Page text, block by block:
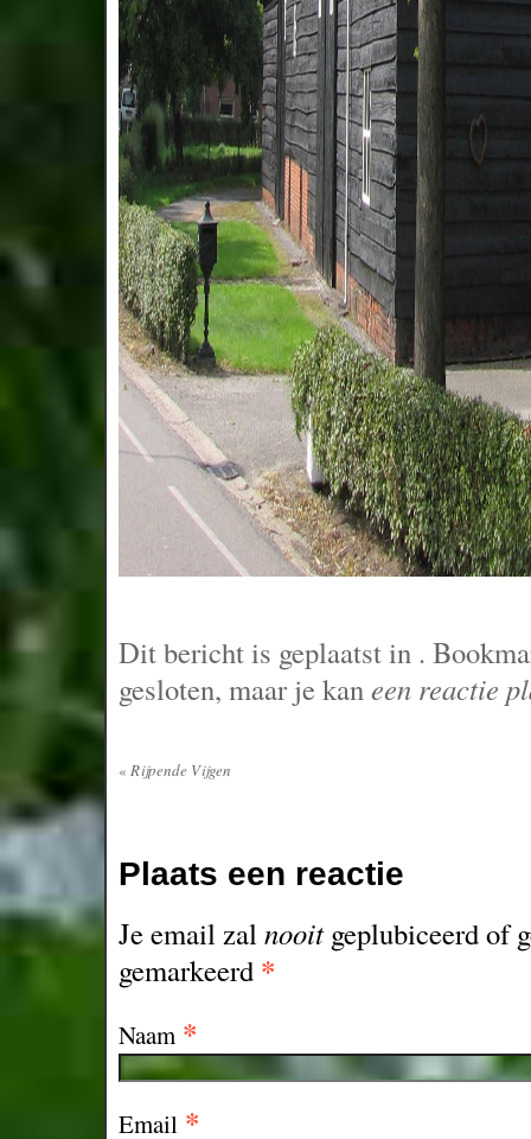
Dit bericht is geplaatst in .
gesloten, maar je kaneen reactie
« Rijpende Vijgen
Plaats een reactie
Je email zalnooitgeplubiceerd of
gemarkeerd *
Naam *
Email *